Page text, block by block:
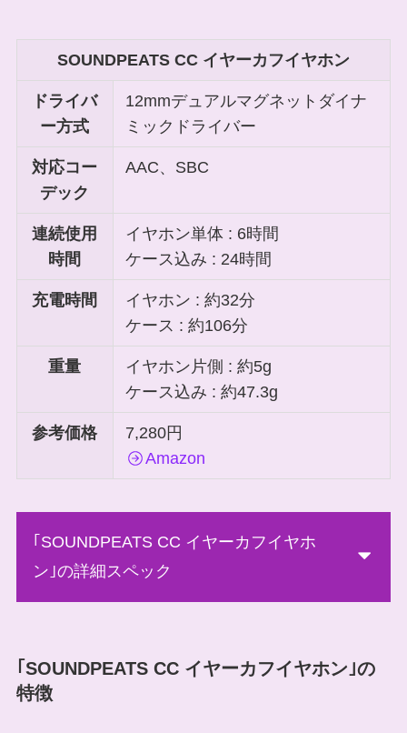
SOUNDPEATS CC イヤーカフイヤホン
ドライバ
ー方式
12mmデュアルマグネットダイナ
ミックドライバー
対応コー
デック
AAC、SBC
連続使用
時間
イヤホン単体 : 6時間
ケース込み : 24時間
充電時間
イヤホン : 約32分
ケース : 約106分
重量
イヤホン片側 : 約5g
ケース込み : 約47.3g
参考価格
7,280円
Amazon
｢SOUNDPEATS CC イヤーカフイヤホ
ン｣の詳細スペック
｢SOUNDPEATS CC イヤーカフイヤホン｣の
特徴